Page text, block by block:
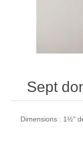
Sept
Dimensions : 1½"